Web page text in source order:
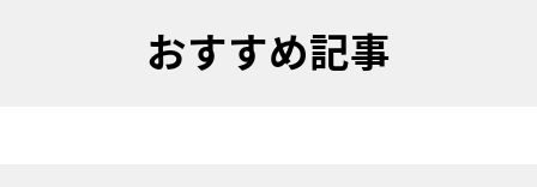
おすすめ記事